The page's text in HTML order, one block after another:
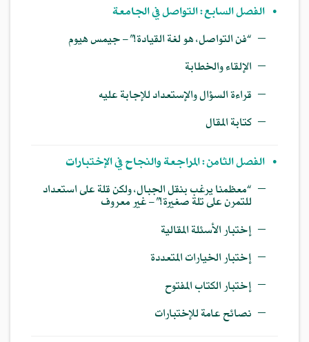
• الفصل السابع: التواصل في الجامعة
— “فن التواصل، هو لغة القيادة!” – جيمس هيوم
— الإلقاء والخطابة
— قراءة السؤال والإستعداد للإجابة عليه
— كتابة المقال
• الفصل الثامن: المراجعة والنجاح في الإختبارات
— “معظمنا يرغب بنقل الجبال، ولكن قلة على استعداد
للتمرن على تلة صغيرة!” – غير معروف
— إختبار الأسئلة المقالية
— إختبار الخيارات المتعددة
— إختبار الكتاب المفتوح
— نصائح عامة للإختبارات